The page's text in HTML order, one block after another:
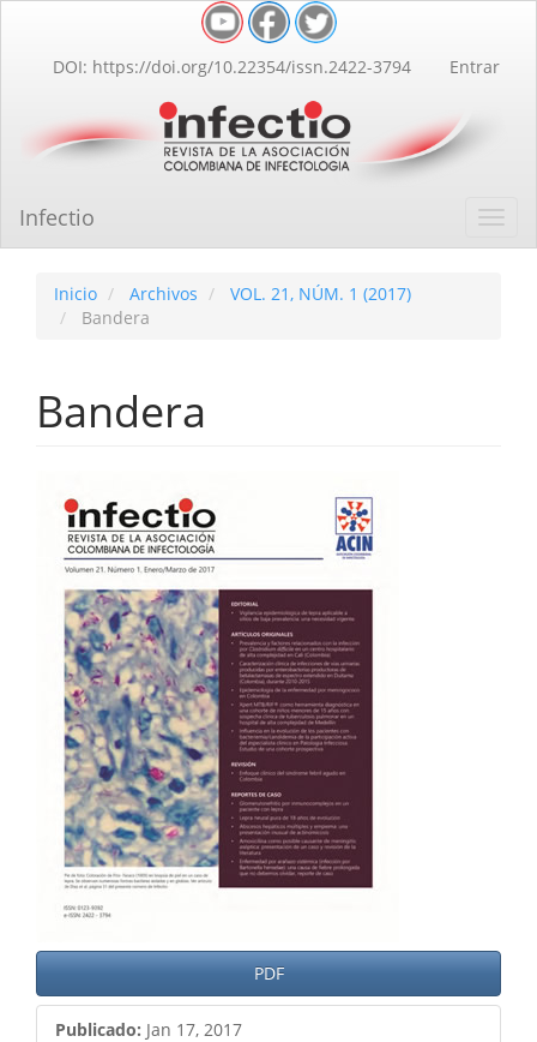
Contenido
principal
lateral
DOI: https://doi.org/10.22354/issn.2422-3794 Entrar
Infectio
Inicio Archivos
VOL. 21, NÚM. 1 (2017)
Bandera
Bandera
Barra
lateral
del
artículo
PDF
Publicado: Jan 17, 2017